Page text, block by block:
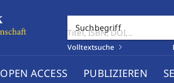
Suchbegriff
Volltextsuche
OPEN ACCESS PUBLIZIEREN